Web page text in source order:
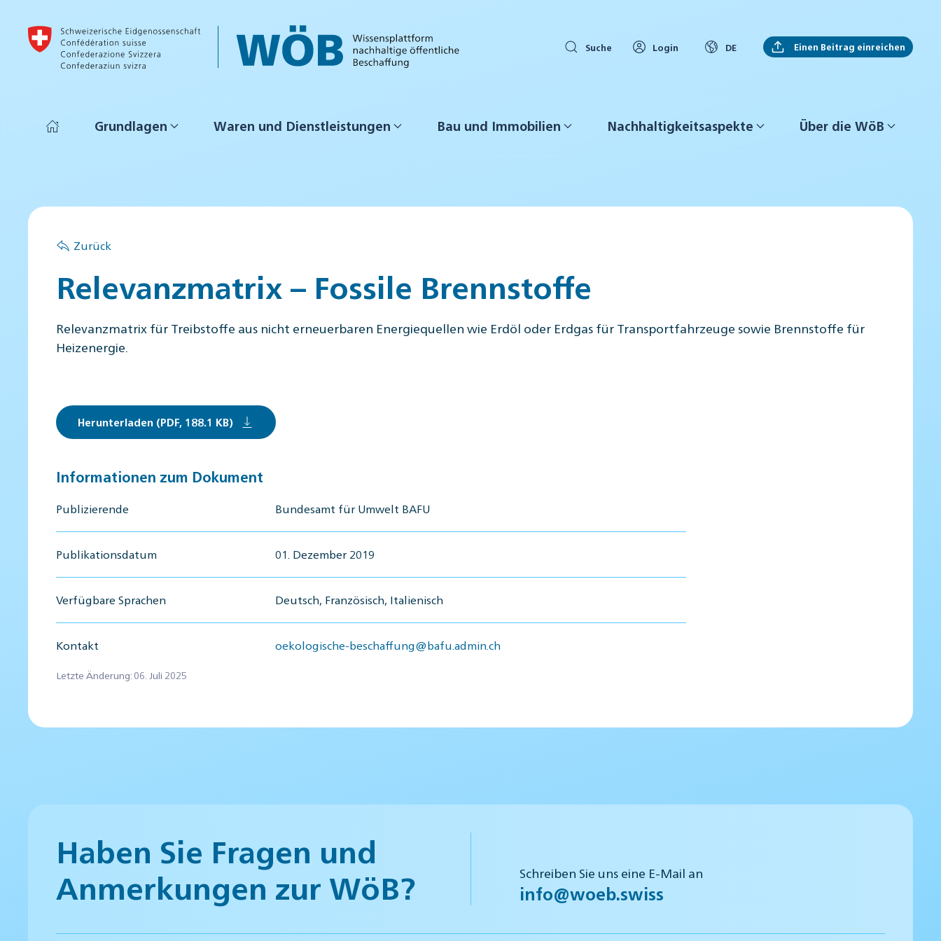
Skip to main content
Suche Login DE Einen Beitrag einreichen
Grundlagen Waren und Dienstleistungen Bau und Immobilien Nachhaltigkeitsaspekte Über die WöB
Zurück
Relevanzmatrix – Fossile Brennstoffe
Relevanzmatrix für Treibstoffe aus nicht erneuerbaren Energiequellen wie Erdöl oder Erdgas für Transportfahrzeuge sowie Brennstoffe für
Heizenergie.
Herunterladen (PDF, 188.1 KB)
Informationen zum Dokument
Publizierende Bundesamt für Umwelt BAFU
Publikationsdatum 01. Dezember 2019
Verfügbare Sprachen Deutsch, Französisch, Italienisch
Kontakt oekologische-beschaffung@bafu.admin.ch
Letzte Änderung: 06. Juli 2025
Haben Sie Fragen und
Anmerkungen zur WöB?
Schreiben Sie uns eine E-Mail an
info@woeb.swiss